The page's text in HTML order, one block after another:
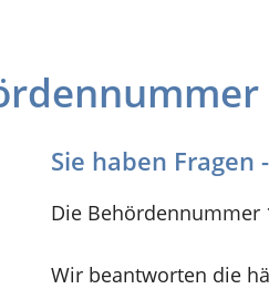
Sie haben
Die Behördennummer
Wir beantworten die